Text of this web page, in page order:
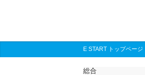
E START トップページ
総合